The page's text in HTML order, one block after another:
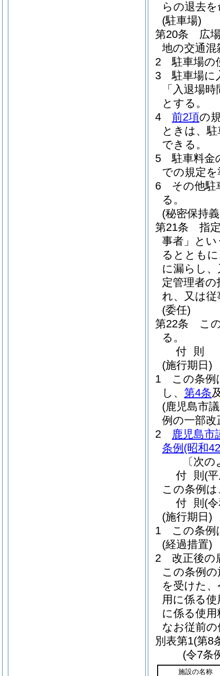
らの退去
(駐車場)
第20条
広
地の交通
2
駐車場の
3
駐車場に
「入退場
とする。
4
前2項の
ときは、
できる。
5
駐車料金
での規定
6
その他駐
る。
(秘密保持
第21条
指
事者」とい
るととも
に漏らし
定管理者
れ、又は
(委任)
第22条
こ
る。
付 則
(施行期日)
1
この条例
し、 第4条
(鹿児島市
例の一部改
2
鹿児島市
条例 (昭和
〔次
付 則 (
この条例
付 則 (
(施行期日)
1
この条例
(経過措置)
2
改正後の
この条例
を受けた
用に係る
に係る使
なお従前
別表第1(第8
(令7条
施設の名称